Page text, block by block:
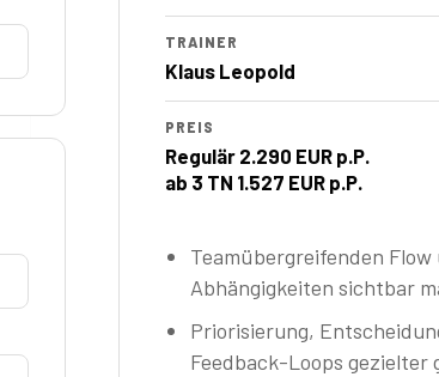
TRAINER
Klaus Leopold
PREIS
Regulär 2.290 EUR p.P.
ab 3 TN 1.527 EUR p.P.
Teamübergreifenden Flow
Abhängigkeiten sichtbar
Priorisierung,
Feedback-Loops gezielter